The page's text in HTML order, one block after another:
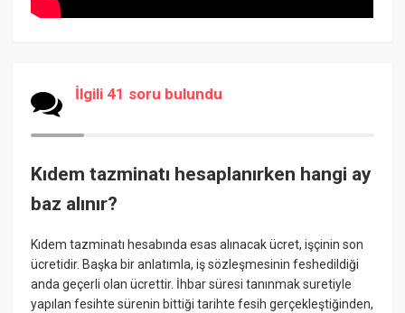
İlgili 41 soru bulundu
Kıdem tazminatı hesaplanırken hangi ay
baz alınır?
Kıdem tazminatı hesabında esas alınacak ücret, işçinin son
ücretidir. Başka bir anlatımla, iş sözleşmesinin feshedildiği
anda geçerli olan ücrettir. İhbar süresi tanınmak suretiyle
yapılan fesihte sürenin bittiği tarihte fesih gerçekleştiğinden,